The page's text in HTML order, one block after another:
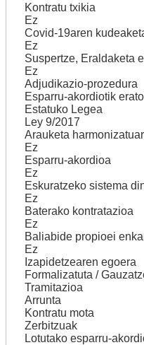
Kontratu txikia
Ez
Covid-19aren
Ez
Suspertze, Eraldaketa
Ez
Adjudikazio-prozedura
Esparru-akordiotik
Estatuko Legea
Ley 9/2017
Arauketa
Ez
Esparru-akordioa
Ez
Eskuratzeko sistema
Ez
Baterako kontratazioa
Ez
Baliabide propioei
Ez
Izapidetzearen egoera
Formalizatuta /
Tramitazioa
Arrunta
Kontratu mota
Zerbitzuak
Lotutako esparru-